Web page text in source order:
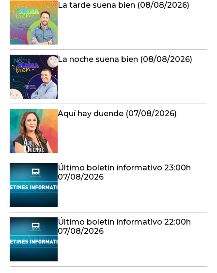
La tarde suena bien (08/08/2026)
La noche suena bien (08/08/2026)
Aquí hay duende (07/08/2026)
Último boletín informativo 23:00h
07/08/2026
Último boletín informativo 22:00h
07/08/2026